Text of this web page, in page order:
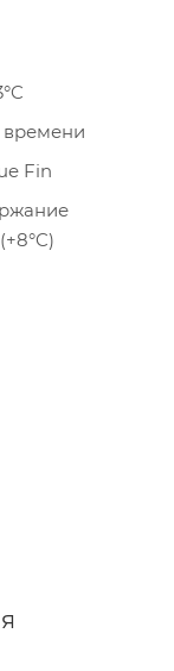
времени
Fin